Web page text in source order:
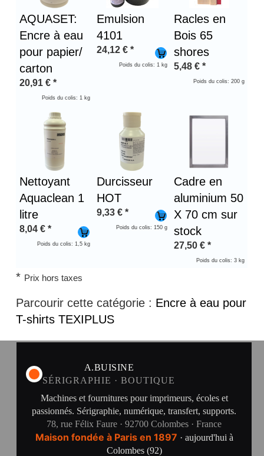
AQUASET:
Encre à eau
pour papier/
carton
20,91 € *
Poids du colis: 1 kg
Emulsion
4101
24,12 € *
Poids du colis: 1 kg
Racles en
Bois 65
shores
5,48 € *
Poids du colis: 200 g
Nettoyant
Aquaclean 1
litre
8,04 € *
Poids du colis: 1,5 kg
Durcisseur
HOT
9,33 € *
Poids du colis: 150 g
Cadre en
aluminium 50
X 70 cm sur
stock
27,50 € *
Poids du colis: 3 kg
* Prix hors taxes
Parcourir cette catégorie : Encre à eau pour
T-shirts TEXIPLUS
A.BUISINE
SÉRIGRAPHIE · BOUTIQUE
Machines et fournitures pour imprimeurs, écoles et
passionnés. Sérigraphie, numérique, transfert, supports.
78, rue Félix Faure · 92700 Colombes · France
Maison fondée à Paris en 1897 · aujourd'hui à
Colombes (92)